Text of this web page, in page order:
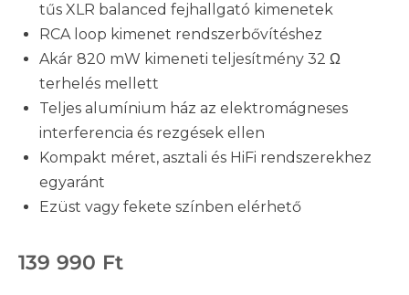
tűs XLR balanced fejhallgató kimenetek
RCA loop kimenet rendszerbővítéshez
Akár 820 mW kimeneti teljesítmény 32 Ω
terhelés mellett
Teljes alumínium ház az elektromágneses
interferencia és rezgések ellen
Kompakt méret, asztali és HiFi rendszerekhez
egyaránt
Ezüst vagy fekete színben elérhető
139 990 Ft